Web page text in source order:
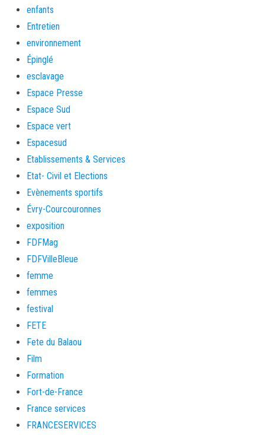
enfants
Entretien
environnement
Épinglé
esclavage
Espace Presse
Espace Sud
Espace vert
Espacesud
Etablissements & Services
Etat- Civil et Elections
Evènements sportifs
Évry-Courcouronnes
exposition
FDFMag
FDFVilleBleue
femme
femmes
festival
FETE
Fete du Balaou
Film
Formation
Fort-de-France
France services
FRANCESERVICES